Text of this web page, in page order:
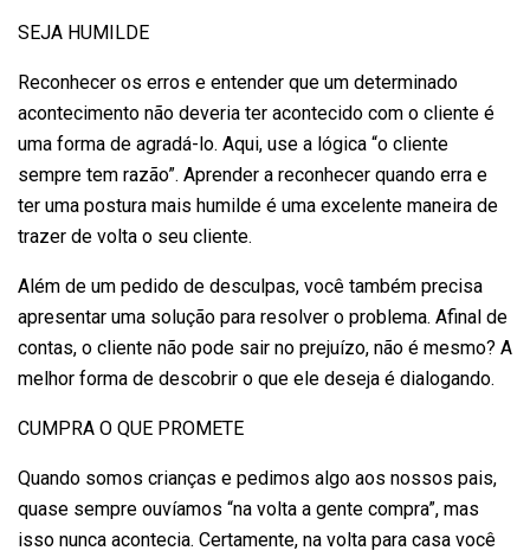
SEJA HUMILDE
Reconhecer os erros e entender que um determinado
acontecimento não deveria ter acontecido com o cliente é
uma forma de agradá-lo. Aqui, use a lógica “o cliente
sempre tem razão”. Aprender a reconhecer quando erra e
ter uma postura mais humilde é uma excelente maneira de
trazer de volta o seu cliente.
Além de um pedido de desculpas, você também precisa
apresentar uma solução para resolver o problema. Afinal de
contas, o cliente não pode sair no prejuízo, não é mesmo? A
melhor forma de descobrir o que ele deseja é dialogando.
CUMPRA O QUE PROMETE
Quando somos crianças e pedimos algo aos nossos pais,
quase sempre ouvíamos “na volta a gente compra”, mas
isso nunca acontecia. Certamente, na volta para casa você